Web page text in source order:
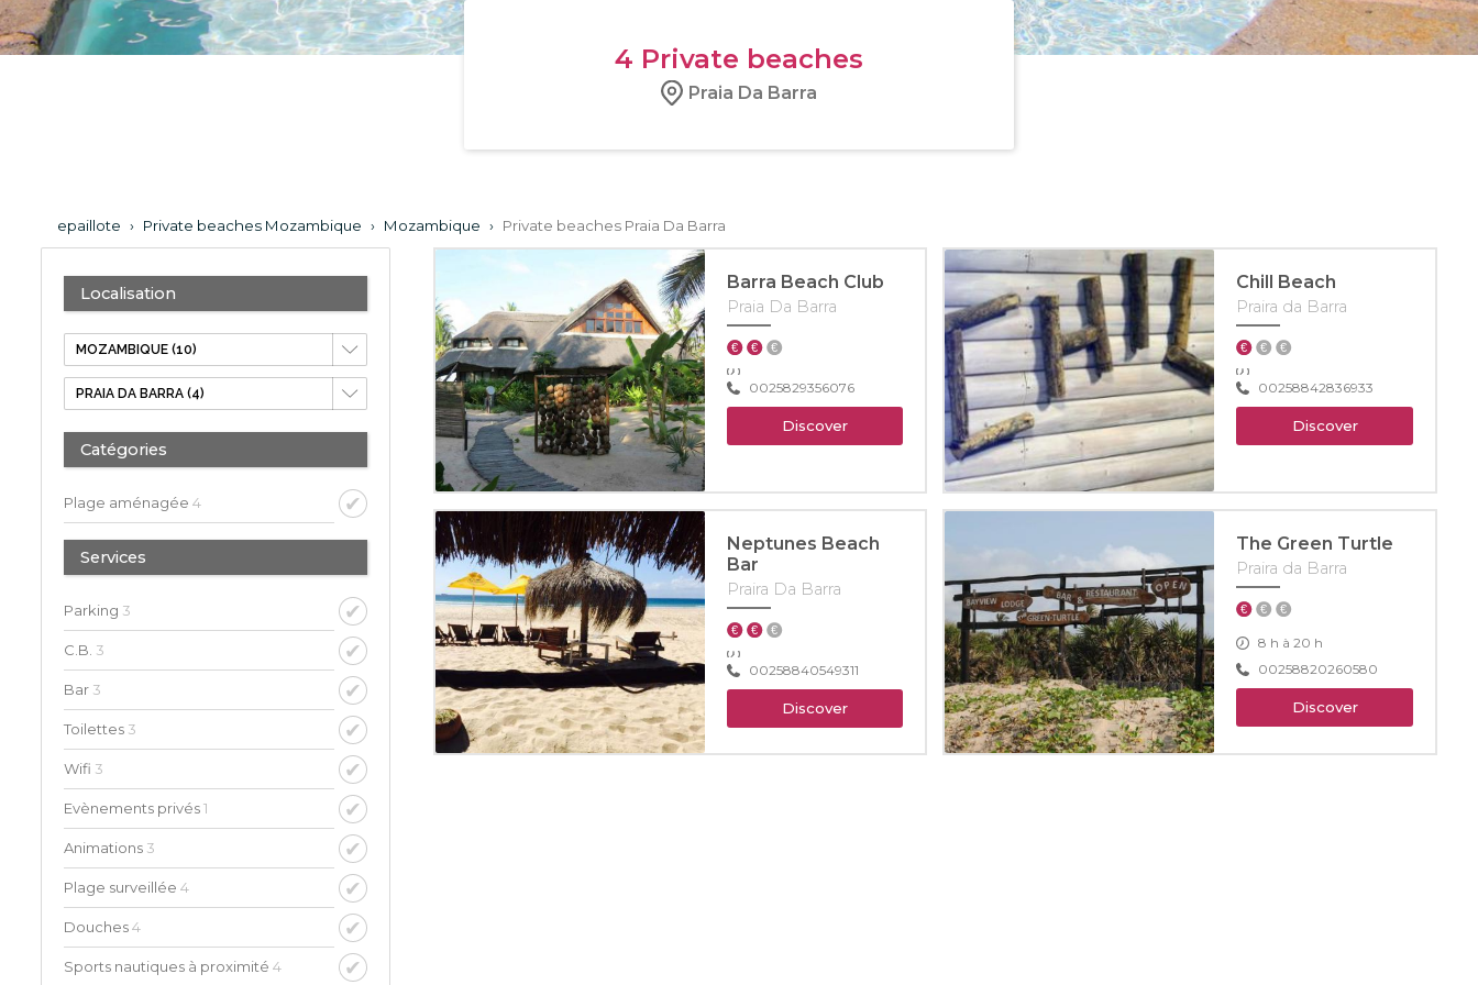
4 Private beaches
Praia Da Barra
epaillote › Private beaches Mozambique › Mozambique › Private beaches Praia Da Barra
Localisation
Catégories
Plage aménagée 4
Services
Parking 3
C.B. 3
Bar 3
Toilettes 3
Wifi 3
Evènements privés1
Animations 3
Plage surveillée 4
Douches4
Sports nautiques à proximité 4
Barra Beach Club
Praia Da Barra
0025829356076
Discover
Chill Beach
Praira da Barra
00258842836933
Discover
Neptunes Beach
Bar
Praira Da Barra
00258840549311
Discover
The Green Turtle
Praira da Barra
8 h à 20 h
00258820260580
Discover